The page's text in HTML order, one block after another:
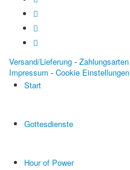
Versand/Lieferung - Zahlungsarten
Impressum - Cookie Einstellungen
Start
Gottesdienste
Hour of Power